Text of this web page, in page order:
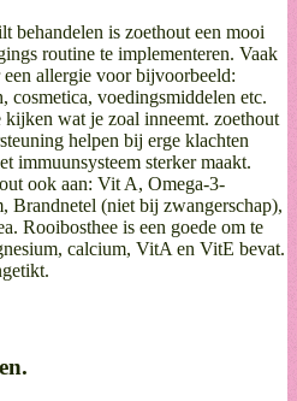
behandelen is zoethout een mooi
routine te implementeren. Vaak
allergie voor bijvoorbeeld:
cosmetica, voedingsmiddelen etc.
kijken wat je zoal inneemt. zoethout
helpen bij erge klachten
immuunsysteem sterker maakt.
ook aan: Vit A, Omega-3-
Brandnetel (niet bij zwangerschap),
Rooibosthee is een goede om te
calcium, VitA en VitE bevat.